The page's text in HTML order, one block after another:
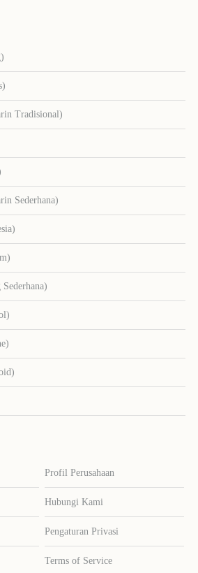
Tradisional)
Sederhana)
Profil Perusahaan
Hubungi Kami
Pengaturan Privasi
Terms of Service